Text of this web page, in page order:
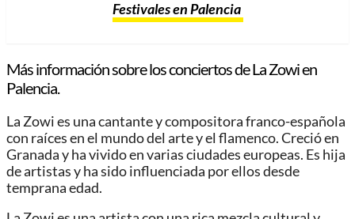
Festivales en Palencia
Más información sobre los conciertos de La Zowi en
Palencia.
La Zowi es una cantante y compositora franco-española
con raíces en el mundo del arte y el flamenco. Creció en
Granada y ha vivido en varias ciudades europeas. Es hija
de artistas y ha sido influenciada por ellos desde
temprana edad.